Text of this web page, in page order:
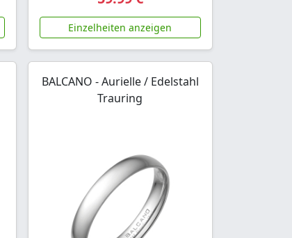
Einzelheiten anzeigen
BALCANO - Aurielle / Edelstahl
Trauring